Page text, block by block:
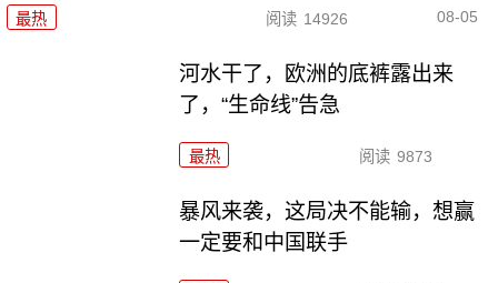
最热 阅读 14926 08-05
河水干了，欧洲的底裤露出来
了，“生命线”告急
最热 阅读 9873
暴风来袭，这局决不能输，想赢
一定要和中国联手